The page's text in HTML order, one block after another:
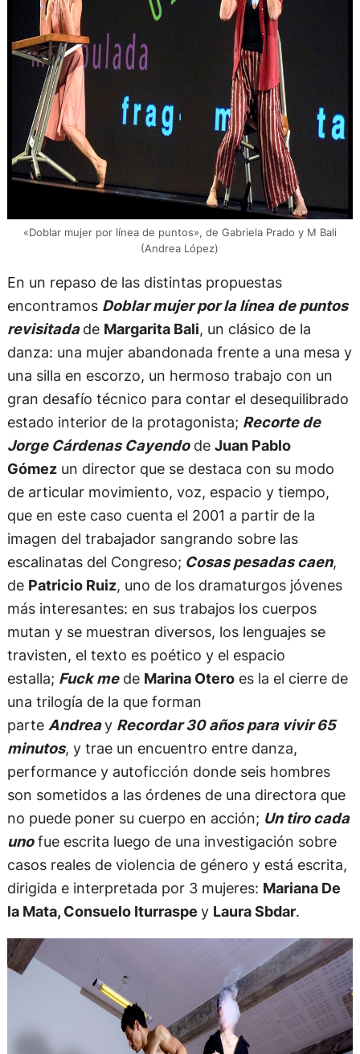
«Doblar mujer por línea de puntos», de Gabriela Prado y M Bali
(Andrea López)
En un repaso de las distintas propuestas
encontramos Doblar mujer por la línea de puntos
revisitadade Margarita Bali, un clásico de la
danza: una mujer abandonada frente a una mesa y
una silla en escorzo, un hermoso trabajo con un
gran desafío técnico para contar el desequilibrado
estado interior de la protagonista; Recorte de
Jorge Cárdenas Cayendode Juan Pablo
Gómezun director que se destaca con su modo
de articular movimiento, voz, espacio y tiempo,
que en este caso cuenta el 2001 a partir de la
imagen del trabajador sangrando sobre las
escalinatas del Congreso; Cosas pesadas caen,
de Patricio Ruiz, uno de los dramaturgos jóvenes
más interesantes: en sus trabajos los cuerpos
mutan y se muestran diversos, los lenguajes se
travisten, el texto es poético y el espacio
estalla; Fuck mede Marina Oteroes la el cierre de
una trilogía de la que forman
parte Andreay Recordar 30 años para vivir 65
minutos, y trae un encuentro entre danza,
performance y autoficción donde seis hombres
son sometidos a las órdenes de una directora que
no puede poner su cuerpo en acción; Un tiro cada
unofue escrita luego de una investigación sobre
casos reales de violencia de género y está escrita,
dirigida e interpretada por 3 mujeres: Mariana De
la Mata, Consuelo Iturraspe y Laura Sbdar.